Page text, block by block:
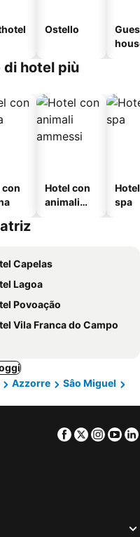
Ostello
di hotel più
con
Hotel con
animali
spa
Capelas
Lagoa
Povoação
Vila Franca do Campo
Azzorre
Sâo Miguel
Facebook
Twitter